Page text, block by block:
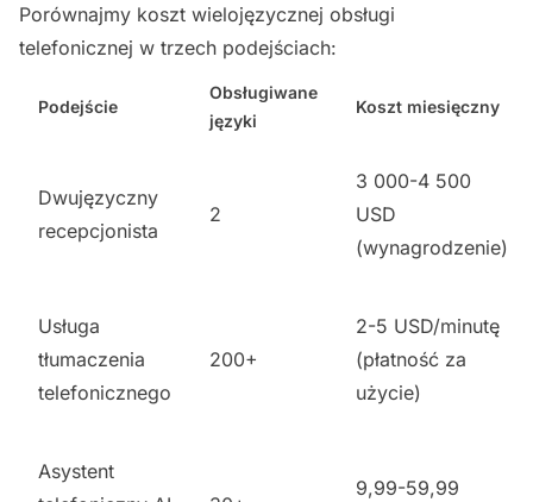
Porównajmy koszt wielojęzycznej obsługi
telefonicznej w trzech podejściach:
Podejście
Obsługiwane
języki
Koszt miesięczny
Dwujęzyczny
recepcjonista
2
3 000-4 500
USD
(wynagrodzenie)
Usługa
tłumaczenia
telefonicznego
200+
2-5 USD/minutę
(płatność za
użycie)
Asystent
9,99-59,99